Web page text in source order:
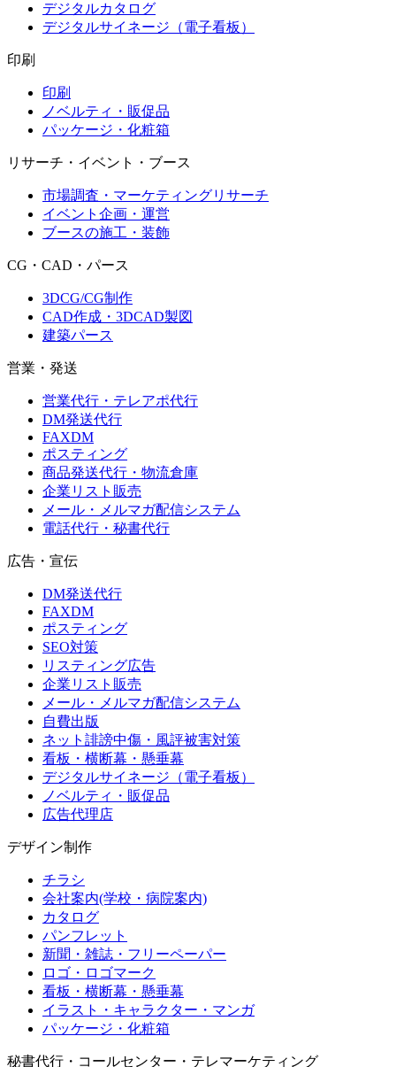
デジタルカタログ
デジタルサイネージ（電子看板）
印刷
印刷
ノベルティ・販促品
パッケージ・化粧箱
リサーチ・イベント・ブース
市場調査・マーケティングリサーチ
イベント企画・運営
ブースの施工・装飾
CG・CAD・パース
3DCG/CG制作
CAD作成・3DCAD製図
建築パース
営業・発送
営業代行・テレアポ代行
DM発送代行
FAXDM
ポスティング
商品発送代行・物流倉庫
企業リスト販売
メール・メルマガ配信システム
電話代行・秘書代行
広告・宣伝
DM発送代行
FAXDM
ポスティング
SEO対策
リスティング広告
企業リスト販売
メール・メルマガ配信システム
自費出版
ネット誹謗中傷・風評被害対策
看板・横断幕・懸垂幕
デジタルサイネージ（電子看板）
ノベルティ・販促品
広告代理店
デザイン制作
チラシ
会社案内(学校・病院案内)
カタログ
パンフレット
新聞・雑誌・フリーペーパー
ロゴ・ロゴマーク
看板・横断幕・懸垂幕
イラスト・キャラクター・マンガ
パッケージ・化粧箱
秘書代行・コールセンター・テレマーケティング